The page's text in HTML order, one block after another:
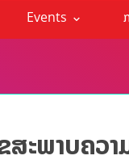
Events
ະພາບຄວາ